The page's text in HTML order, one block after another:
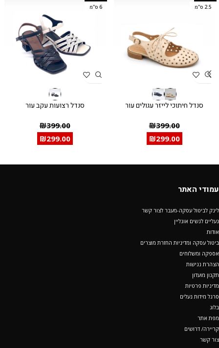
2.5 ס"מ
סנדל חיתוכי לייזר עגולים עור
₪399.00
₪299.00
6 ס"מ
סנדל רצועות עקב עור
₪399.00
₪299.00
עמודי האתר
לינק לביטול עסקה-מעבר לצור קשר
נעליים לנשים אונליין
אודות
ביטול עסקה ומדיניות החזרת מוצרים
אספקה ומשלוחים
הצהרת נגישות
תקנון מועדון
מדיניות פרטיות
סרגל מידות נעלים
בלוג
מפת אתר
קריירה/ דרושים
צור קשר